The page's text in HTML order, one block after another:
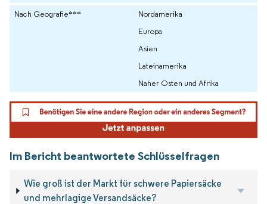
Nach Geografie***
Nordamerika
Europa
Asien
Lateinamerika
Naher Osten und Afrika
Im Bericht beantwortete Schlüsselfragen
Wie groß ist der Markt für schwere Papiersäcke
und mehrlagige Versandsäcke?